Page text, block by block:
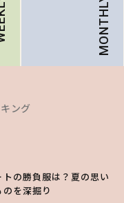
MONTHLY
ング
トの勝負服は？夏の思い
を深掘り
ング
クはプレイフルに！ドキ
うるみ目”のつくり方
ング
とロマンティックトラ
秋の新作コーデ4選